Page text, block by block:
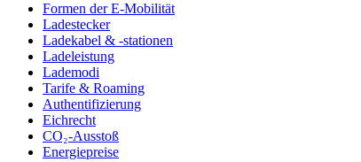
Formen der E-Mobilität
Ladestecker
Ladekabel & -stationen
Ladeleistung
Lademodi
Tarife & Roaming
Authentifizierung
Eichrecht
CO₂-Ausstoß
Energiepreise